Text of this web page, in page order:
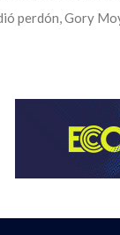
perdón, Gory